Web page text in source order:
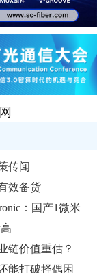
传闻
效备货
：国产1微米
块量产
链价值重估？
能打破择偶困